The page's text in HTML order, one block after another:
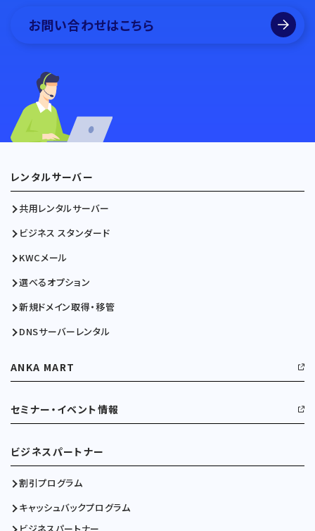
お問い合わせはこちら
レンタルサーバー
共用レンタルサーバー
ビジネス スタンダード
KWCメール
選べるオプション
新規ドメイン取得・移管
DNSサーバーレンタル
ANKA MART
セミナー・イベント情報
ビジネスパートナー
割引プログラム
キャッシュバックプログラム
ビジネスパートナー